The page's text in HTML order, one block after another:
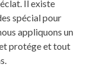
Il existe
spécial pour
appliquons un
protége et tout